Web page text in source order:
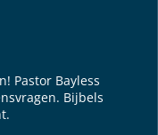
Pastor Bayless
Bijbels